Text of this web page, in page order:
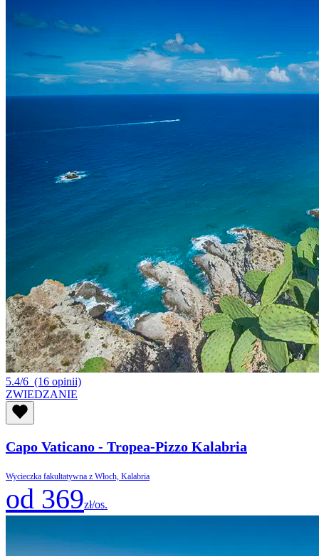
5.4/6 (16 opinii)
ZWIEDZANIE
Capo Vaticano - Tropea-Pizzo Kalabria
Wycieczka fakultatywna z Włoch, Kalabria
od 369zł/os.